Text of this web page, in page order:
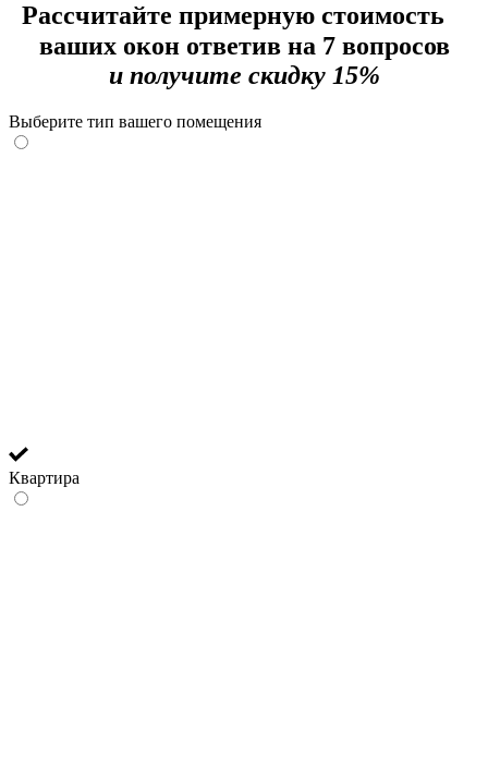
Рассчитайте примерную стоимость
ваших оконответив на 7 вопросов
и получите скидку 15%
Выберите тип вашего помещения
Квартира